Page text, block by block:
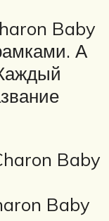
Baby
А
Baby
Baby